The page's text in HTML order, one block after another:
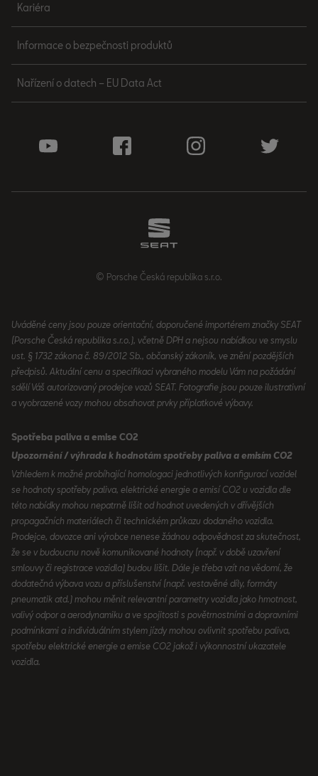
Kariéra
Informace o bezpečnosti produktů
Nařízení o datech – EU Data Act
© Porsche Česká republika s.r.o.
Uváděné ceny jsou pouze orientační, doporučené importérem značky SEAT
(Porsche Česká republika s.r.o.), včetně DPH a nejsou nabídkou ve smyslu
ust. § 1732 zákona č. 89/2012 Sb., občanský zákoník, ve znění pozdějších
předpisů. Aktuální cenu a specifikaci vybraného modelu Vám na požádání
sdělí Váš autorizovaný prodejce vozů SEAT. Fotografie jsou pouze ilustrativní
a vyobrazené vozy mohou obsahovat prvky příplatkové výbavy.
Spotřeba paliva a emise CO2
Upozornění / výhrada k hodnotám spotřeby paliva a emisím CO2
Vzhledem k možné probíhající homologaci jednotlivých konfigurací vozidel
se hodnoty spotřeby paliva, elektrické energie a emisí CO2 u vozidla dle
této nabídky mohou nepatrně lišit od hodnot uvedených v dřívějších
propagačních materiálech či technickém průkazu dodaného vozidla.
Prodejce, dovozce ani výrobce nenese žádnou odpovědnost za skutečnost,
že se v budoucnu nově komunikované hodnoty (např. v době uzavření
smlouvy či registrace vozidla) budou lišit. Dále je třeba vzít na vědomí, že
dodatečná výbava vozu a příslušenství (např. vestavěné díly, formáty
pneumatik atd.) mohou měnit relevantní parametry vozidla jako hmotnost,
valivý odpor a aerodynamiku a ve spojitosti s povětrnostními a dopravními
podmínkami a individuálním stylem jízdy mohou ovlivnit spotřebu paliva,
spotřebu elektrické energie a emise CO2 jakož i výkonnostní ukazatele
vozidla.